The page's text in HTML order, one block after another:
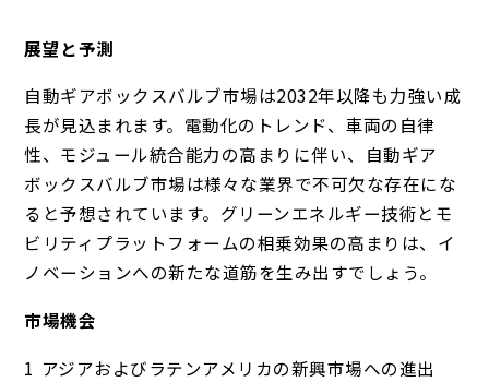
展望と予測
自動ギアボックスバルブ市場は2032年以降も力強い成
長が見込まれます。電動化のトレンド、車両の自律
性、モジュール統合能力の高まりに伴い、自動ギア
ボックスバルブ市場は様々な業界で不可欠な存在にな
ると予想されています。グリーンエネルギー技術とモ
ビリティプラットフォームの相乗効果の高まりは、イ
ノベーションへの新たな道筋を生み出すでしょう。
市場機会
アジアおよびラテンアメリカの新興市場への進出